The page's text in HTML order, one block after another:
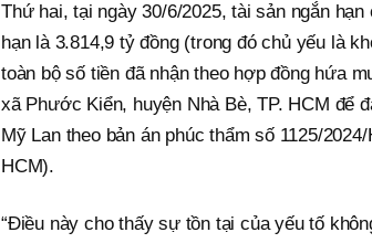
Thứ hai, tại ngày 30/6/2025, tài sản ngắn
hạn là 3.814,9 tỷ đồng (trong đó chủ yếu là
toàn bộ số tiền đã nhận theo hợp đồng hứa
xã Phước Kiển, huyện Nhà Bè, TP. HCM để
Mỹ Lan theo bản án phúc thẩm số 1125/
HCM).
“Điều này cho thấy sự tồn tại của yếu tố